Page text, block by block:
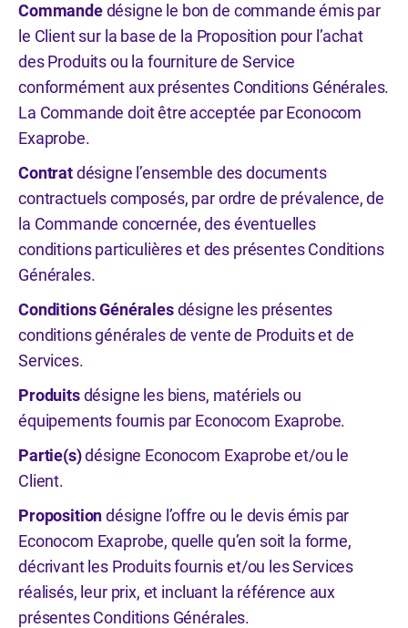
Commandedésigne le bon de commande émis par
le Client sur la base de la Proposition pour l’achat
des Produits ou la fourniture de Service
conformément aux présentes Conditions Générales.
La Commande doit être acceptée par Econocom
Exaprobe.
Contratdésigne l’ensemble des documents
contractuels composés, par ordre de prévalence, de
la Commande concernée, des éventuelles
conditions particulières et des présentes Conditions
Générales.
Conditions Généralesdésigne les présentes
conditions générales de vente de Produits et de
Services.
Produitsdésigne les biens, matériels ou
équipements fournis par Econocom Exaprobe.
Partie(s)désigne Econocom Exaprobe et/ou le
Client.
Propositiondésigne l’offre ou le devis émis par
Econocom Exaprobe, quelle qu’en soit la forme,
décrivant les Produits fournis et/ou les Services
réalisés, leur prix, et incluant la référence aux
présentes Conditions Générales.